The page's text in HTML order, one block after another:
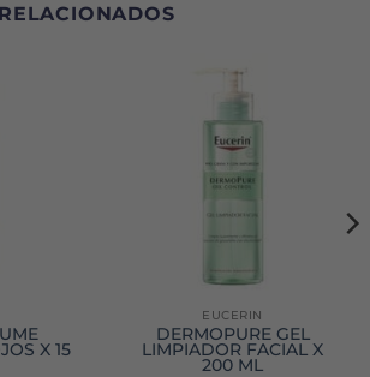
X 15
EUCERIN
DERMOPURE GEL
LIMPIADOR FACIAL X
200 ML